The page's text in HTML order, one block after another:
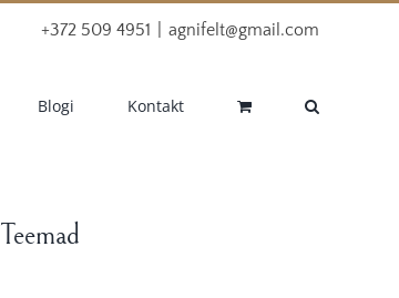
+372 509 4951 agnifelt@gmail.com
Blogi Kontakt
Teemad